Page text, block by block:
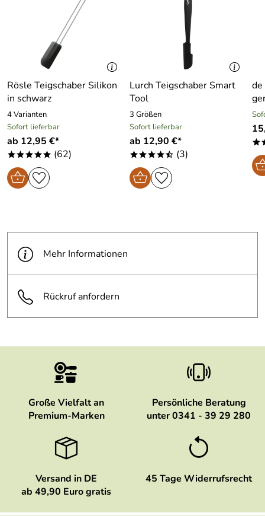
Rösle Teigschaber Silikon
in schwarz
4 Varianten
Sofort lieferbar
ab 12,95 €*
***** (62)
Lurch Teigschaber Smart
Tool
3 Größen
Sofort lieferbar
ab 12,90 €*
****/ (3)
de
Mehr Informationen
Rückruf anfordern
Große Vielfalt an
Premium-Marken
Persönliche Beratung
unter 0341 - 39 29 280
Versand in DE
ab 49,90 Euro gratis
45 Tage Widerrufsrecht